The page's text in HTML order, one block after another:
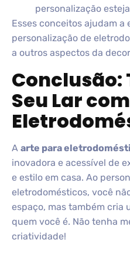
personalização
Esses conceitos ajudam a
personalização de
a outros aspectos da
Seu Lar
A arte para
inovadora e acessível de
e estilo em casa. Ao
eletrodomésticos, você
espaço, mas também cria
quem você é. Não tenha
criatividade!